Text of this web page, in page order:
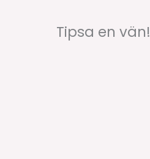
Tipsa en vän!